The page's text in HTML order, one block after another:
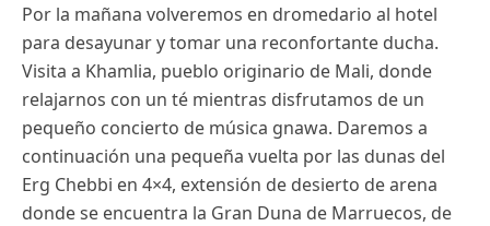
Por la mañana volveremos en dromedario al hotel
para desayunar y tomar una reconfortante ducha.
Visita a Khamlia, pueblo originario de Mali, donde
relajarnos con un té mientras disfrutamos de un
pequeño concierto de música gnawa. Daremos a
continuación una pequeña vuelta por las dunas del
Erg Chebbi en 4×4, extensión de desierto de arena
donde se encuentra la Gran Duna de Marruecos, de